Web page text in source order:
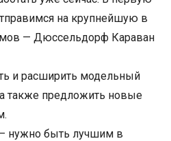
на крупнейшую в
— Дюссельдорф Караван
и расширить модельный
также предложить новые
нужно быть лучшим в